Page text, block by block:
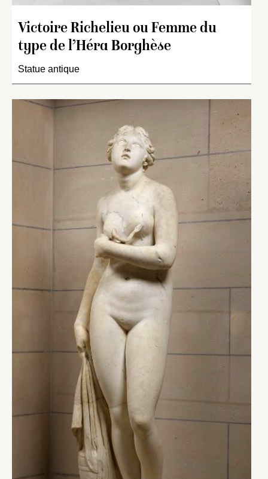
Victoire Richelieu ou Femme du
type de l’Héra Borghèse
Statue antique